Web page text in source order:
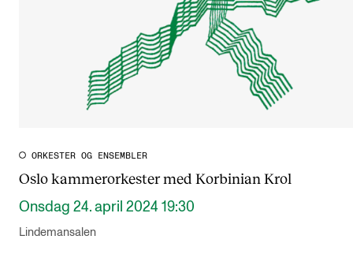
ORKESTER OG ENSEMBLER
Oslo kammerorkester med Korbinian Krol
Onsdag 24. april 2024 19:30
Lindemansalen